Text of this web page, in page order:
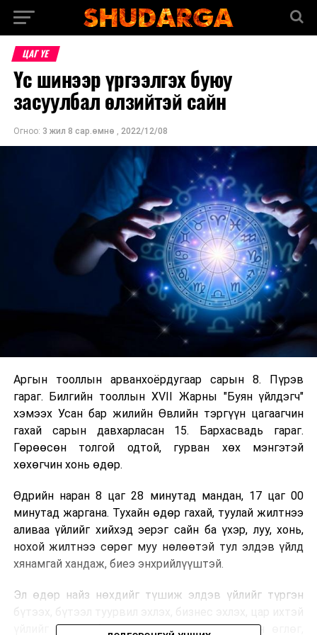
ЦАГ ҮЕ
Үс шинээр үргээлгэх буюу
засуулбал өлзийтэй сайн
Огноо: 3 жил 8 сар.өмнө , 2022/12/08
Аргын тооллын арванхоёрдугаар сарын 8. Пүрэв
гараг. Билгийн тооллын XVII Жарны "Буян үйлдэгч"
хэмээх Усан бар жилийн Өвлийн тэргүүн цагаагчин
гахай сарын давхарласан 15. Бархасвадь гараг.
Гөрөөсөн толгой одтой, гурван хөх мэнгэтэй
хөхөгчин хонь өдөр.
Өдрийн наран 8 цаг 28 минутад мандан, 17 цаг 00
минутад жаргана. Тухайн өдөр гахай, туулай жилтнээ
аливаа үйлийг хийхэд эерэг сайн ба үхэр, луу, хонь,
нохой жилтнээ сөрөг муу нөлөөтэй тул элдэв үйлд
хянамгай хандаж, биеэ энхрийлүүштэй.
Эл өдөр найз нөхдийг түшиж элдэв үйлийг түргэн
үйлийг эхлэх, бясалгал хийх, доодсыг асран өглөг,